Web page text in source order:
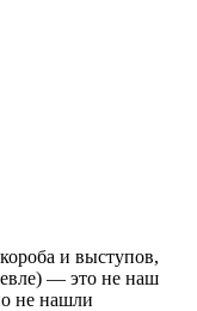
и выступов,
— это не наш
не нашли